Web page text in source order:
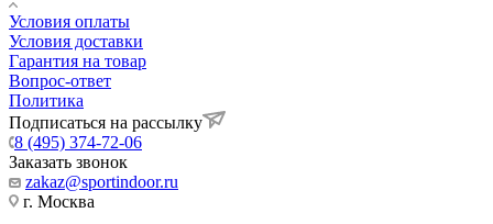
Условия оплаты
Условия доставки
Гарантия на товар
Вопрос-ответ
Политика
Подписаться на рассылку
8 (495) 374-72-06
Заказать звонок
zakaz@sportindoor.ru
г. Москва